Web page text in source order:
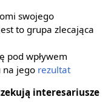
swojego
to grupa zlecająca
pod wpływem
na jego rezultat
interesariusze